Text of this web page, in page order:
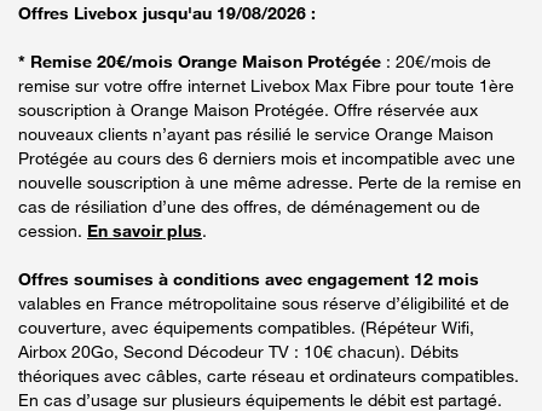
Offres Livebox jusqu'au 19/08/2026 :
* Remise 20€/mois Orange Maison Protégée : 20€/mois de
remise sur votre offre internet Livebox Max Fibre pour toute 1ère
souscription à Orange Maison Protégée. Offre réservée aux
nouveaux clients n’ayant pas résilié le service Orange Maison
Protégée au cours des 6 derniers mois et incompatible avec une
nouvelle souscription à une même adresse. Perte de la remise en
cas de résiliation d’une des offres, de déménagement ou de
cession. En savoir plus.
Offres soumises à conditions avec engagement 12 mois
valables en France métropolitaine sous réserve d’éligibilité et de
couverture, avec équipements compatibles. (Répéteur Wifi,
Airbox 20Go, Second Décodeur TV : 10€ chacun). Débits
théoriques avec câbles, carte réseau et ordinateurs compatibles.
En cas d’usage sur plusieurs équipements le débit est partagé.